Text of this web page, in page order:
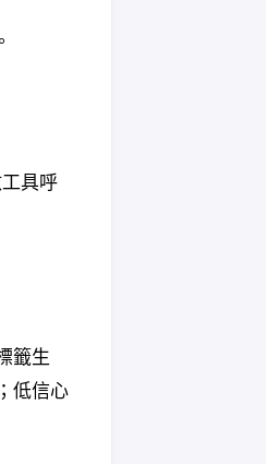
具呼
籤生
低信心